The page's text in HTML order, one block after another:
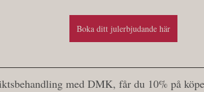
Boka ditt julerbjudande här
med DMK, får du 10% på